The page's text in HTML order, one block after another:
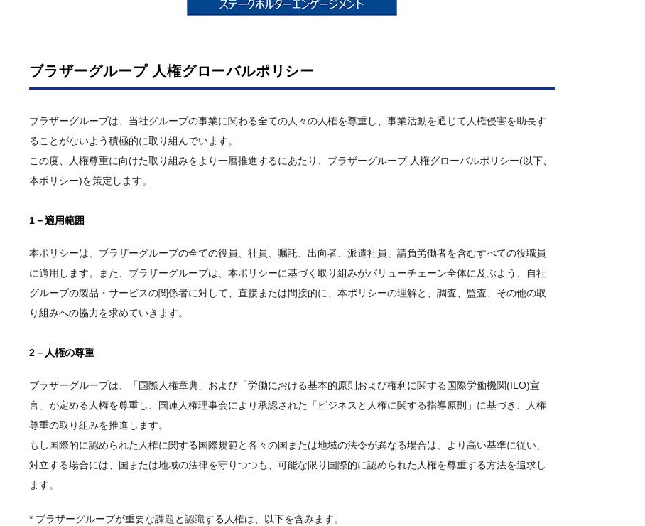
ブラザーグループ 人権グローバルポリシー
ブラザーグループは、当社グループの事業に関わる全ての人々の人権を尊重し、事業活動を通じて人権侵害を助長す
ることがないよう積極的に取り組んでいます。
この度、人権尊重に向けた取り組みをより一層推進するにあたり、ブラザーグループ 人権グローバルポリシー(以下、
本ポリシー)を策定します。
1－適用範囲
本ポリシーは、ブラザーグループの全ての役員、社員、嘱託、出向者、派遣社員、請負労働者を含むすべての役職員
に適用します。また、ブラザーグループは、本ポリシーに基づく取り組みがバリューチェーン全体に及ぶよう、自社
グループの製品・サービスの関係者に対して、直接または間接的に、本ポリシーの理解と、調査、監査、その他の取
り組みへの協力を求めていきます。
2－人権の尊重
ブラザーグループは、「国際人権章典」および「労働における基本的原則および権利に関する国際労働機関(ILO)宣
言」が定める人権を尊重し、国連人権理事会により承認された「ビジネスと人権に関する指導原則」に基づき、人権
尊重の取り組みを推進します。
もし国際的に認められた人権に関する国際規範と各々の国または地域の法令が異なる場合は、より高い基準に従い、
対立する場合には、国または地域の法律を守りつつも、可能な限り国際的に認められた人権を尊重する方法を追求し
ます。
* ブラザーグループが重要な課題と認識する人権は、以下を含みます。